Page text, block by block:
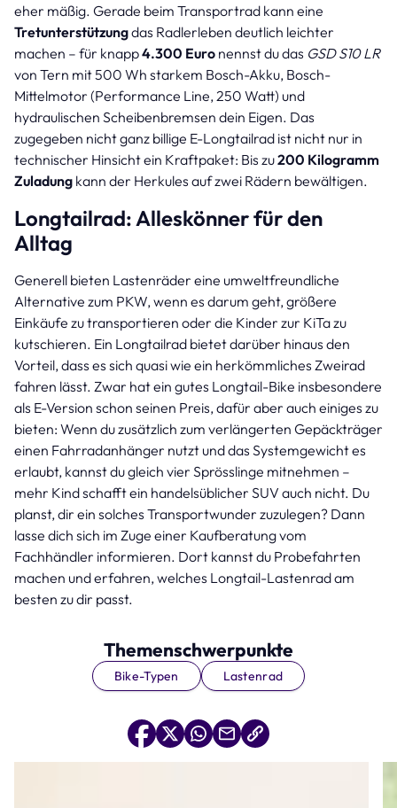
eher mäßig. Gerade beim Transportrad kann eine
Tretunterstützungdas Radlerleben deutlich leichter
machen – für knapp4.300 Euro nennst du das GSD S10 LR
von Tern mit 500 Wh starkem Bosch-Akku, Bosch-
Mittelmotor (Performance Line, 250 Watt) und
hydraulischen Scheibenbremsen dein Eigen. Das
zugegeben nicht ganz billige E-Longtailrad ist nicht nur in
technischer Hinsicht ein Kraftpaket: Bis zu200 Kilogramm
Zuladung kann der Herkules auf zwei Rädern bewältigen.
Longtailrad: Alleskönner für den
Alltag
Generell bieten Lastenräder eine umweltfreundliche
Alternative zum PKW, wenn es darum geht, größere
Einkäufe zu transportieren oder die Kinder zur KiTa zu
kutschieren. Ein Longtailrad bietet darüber hinaus den
Vorteil, dass es sich quasi wie ein herkömmliches Zweirad
fahren lässt. Zwar hat ein gutes Longtail-Bike insbesondere
als E-Version schon seinen Preis, dafür aber auch einiges zu
bieten: Wenn du zusätzlich zum verlängerten Gepäckträger
einen Fahrradanhänger nutzt und das Systemgewicht es
erlaubt, kannst du gleich vier Sprösslinge mitnehmen –
mehr Kind schafft ein handelsüblicher SUV auch nicht. Du
planst, dir ein solches Transportwunder zuzulegen? Dann
lasse dich sich im Zuge einer Kaufberatung vom
Fachhändler informieren. Dort kannst du Probefahrten
machen und erfahren, welches Longtail-Lastenrad am
besten zu dir passt.
Themenschwerpunkte
Bike-Typen Lastenrad